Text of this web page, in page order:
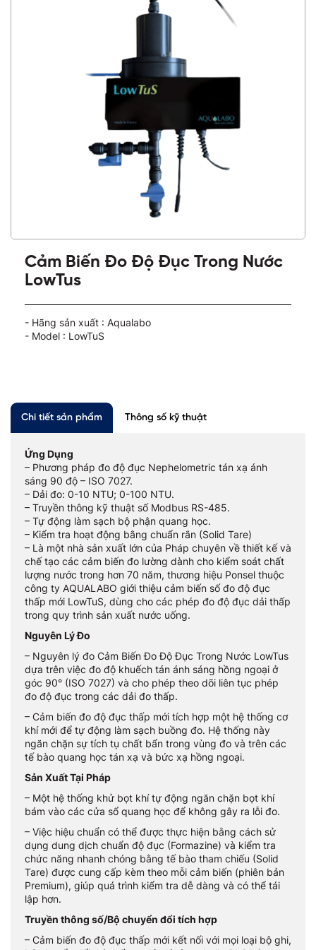
Cảm Biến Đo Độ Đục Trong Nước
LowTus
- Hãng sản xuất : Aqualabo
- Model : LowTuS
Chi tiết sản phẩm Thông số kỹ thuật
Ứng Dụng
– Phương pháp đo độ đục Nephelometric tán xạ ánh
sáng 90 độ – ISO 7027.
– Dải đo: 0-10 NTU; 0-100 NTU.
– Truyền thông kỹ thuật số Modbus RS-485.
– Tự động làm sạch bộ phận quang học.
– Kiểm tra hoạt động bằng chuẩn rắn (Solid Tare)
– Là một nhà sản xuất lớn của Pháp chuyên về thiết kế và
chế tạo các cảm biến đo lường dành cho kiểm soát chất
lượng nước trong hơn 70 năm, thương hiệu Ponsel thuộc
công ty AQUALABO giới thiệu cảm biến số đo độ đục
thấp mới LowTuS, dùng cho các phép đo độ đục dải thấp
trong quy trình sản xuất nước uống.
Nguyên Lý Đo
– Nguyên lý đo Cảm Biến Đo Độ Đục Trong Nước LowTus
dựa trên việc đo độ khuếch tán ánh sáng hồng ngoại ở
góc 90° (ISO 7027) và cho phép theo dõi liên tục phép
đo độ đục trong các dải đo thấp.
– Cảm biến đo độ đục thấp mới tích hợp một hệ thống cơ
khí mới để tự động làm sạch buồng đo. Hệ thống này
ngăn chặn sự tích tụ chất bẩn trong vùng đo và trên các
tế bào quang học tán xạ và bức xạ hồng ngoại.
Sản Xuất Tại Pháp
– Một hệ thống khử bọt khí tự động ngăn chặn bọt khí
bám vào các cửa sổ quang học để không gây ra lỗi đo.
– Việc hiệu chuẩn có thể được thực hiện bằng cách sử
dụng dung dịch chuẩn độ đục (Formazine) và kiểm tra
chức năng nhanh chóng bằng tế bào tham chiếu (Solid
Tare) được cung cấp kèm theo mỗi cảm biến (phiên bản
Premium), giúp quá trình kiểm tra dễ dàng và có thể tái
lập hơn.
Truyền thông số/Bộ chuyển đổi tích hợp
– Cảm biến đo độ đục thấp mới kết nối với mọi loại bộ ghi,